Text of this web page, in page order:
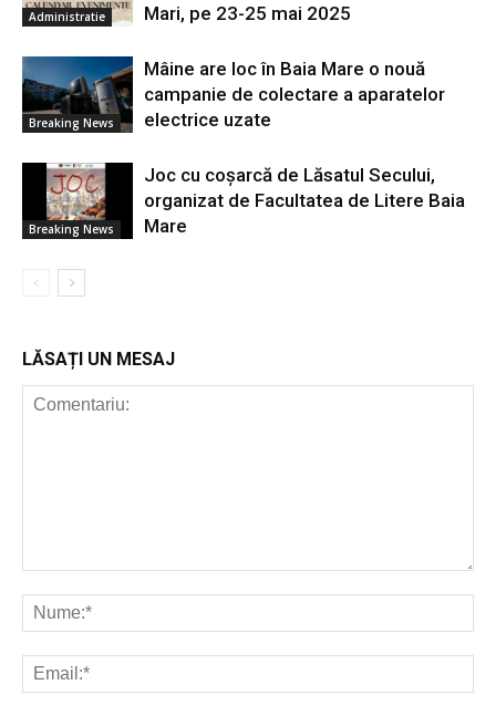
Administratie
Mari, pe 23-25 mai 2025
Breaking News
Mâine are loc în Baia Mare o nouă
campanie de colectare a aparatelor
electrice uzate
Breaking News
Joc cu coșarcă de Lăsatul Secului,
organizat de Facultatea de Litere Baia
Mare
LĂSAȚI UN MESAJ